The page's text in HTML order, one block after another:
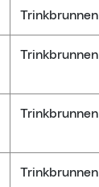
Trinkbrunnen
Trinkbrunnen
Trinkbrunnen
Trinkbrunnen